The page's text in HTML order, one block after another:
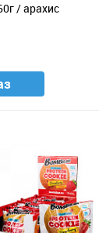
/ арахис